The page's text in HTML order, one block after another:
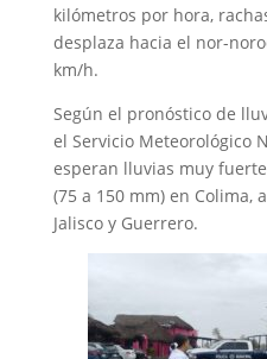
kilómetros por hora,
desplaza hacia el nor-
km/h.
Según el pronóstico de
el Servicio Meteorológico
esperan lluvias muy
(75 a 150 mm) en Colima,
Jalisco y Guerrero.